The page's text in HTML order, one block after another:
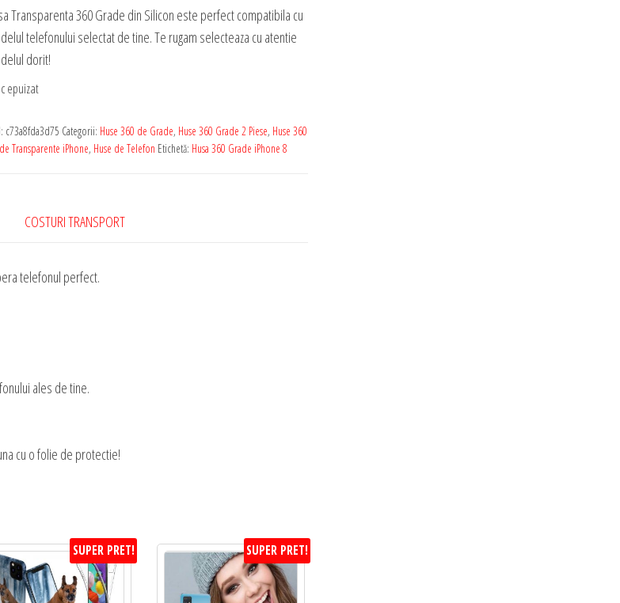
Transparenta 360 Grade din Silicon este perfect compatibila cu
telefonului selectat de tine. Te rugam selecteaza cu atentie
dorit!
epuizat
c73a8fda3d75 Categorii: Huse 360 de Grade, Huse 360 Grade 2 Piese, Huse 360
Transparente iPhone, Huse de Telefon Etichetă: Husa 360 Grade iPhone 8
COSTURI TRANSPORT
telefonul perfect.
ales de tine.
cu o folie de protectie!
SUPER PRET! SUPER PRET!